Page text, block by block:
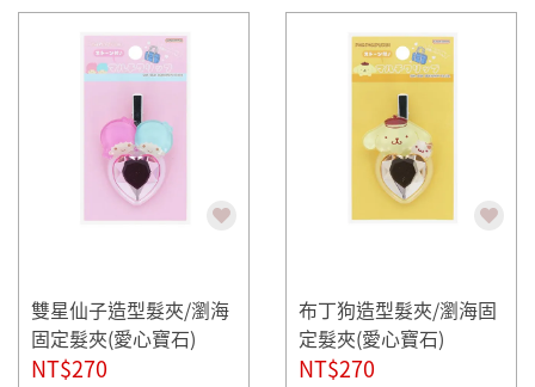
雙星仙子造型髮夾/瀏海
固定髮夾(愛心寶石)
NT$270
布丁狗造型髮夾/瀏海固
定髮夾(愛心寶石)
NT$270